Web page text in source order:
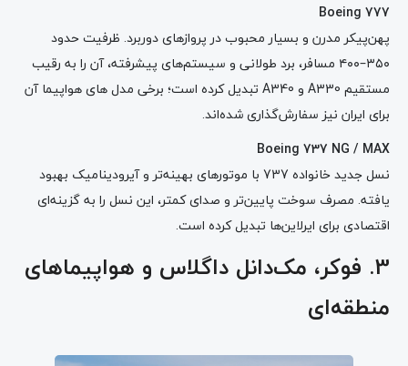
Boeing 777
پهن‌پیکر مدرن و بسیار محبوب در پروازهای دوربرد. ظرفیت حدود
۳۵۰–۴۰۰ مسافر، برد طولانی و سیستم‌های پیشرفته، آن را به رقیب
مستقیم A330 و A340 تبدیل کرده است؛ برخی مدل های هواپیما آن
برای ایران نیز سفارش‌گذاری شده‌اند.
Boeing 737 NG / MAX
نسل جدید خانواده 737 با موتورهای بهینه‌تر و آیرودینامیک بهبود
یافته. مصرف سوخت پایین‌تر و صدای کمتر، این نسل را به گزینه‌ای
اقتصادی برای ایرلاین‌ها تبدیل کرده است.
3. فوکر، مک‌دانل داگلاس و هواپیماهای
منطقه‌ای